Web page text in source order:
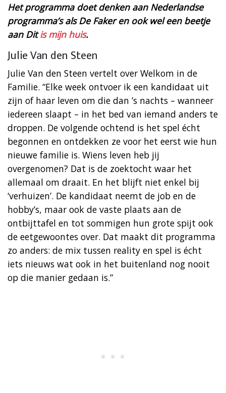
Het programma doet denken aan Nederlandse
programma’s als De Faker en ook wel een beetje
aan Ditis mijn huis.
Julie Van den Steen
Julie Van den Steen vertelt over Welkom in de
Familie. “Elke week ontvoer ik een kandidaat uit
zijn of haar leven om die dan ’s nachts – wanneer
iedereen slaapt – in het bed van iemand anders te
droppen. De volgende ochtend is het spel écht
begonnen en ontdekken ze voor het eerst wie hun
nieuwe familie is. Wiens leven heb jij
overgenomen? Dat is de zoektocht waar het
allemaal om draait. En het blijft niet enkel bij
‘verhuizen’. De kandidaat neemt de job en de
hobby’s, maar ook de vaste plaats aan de
ontbijttafel en tot sommigen hun grote spijt ook
de eetgewoontes over. Dat maakt dit programma
zo anders: de mix tussen reality en spel is écht
iets nieuws wat ook in het buitenland nog nooit
op die manier gedaan is.”